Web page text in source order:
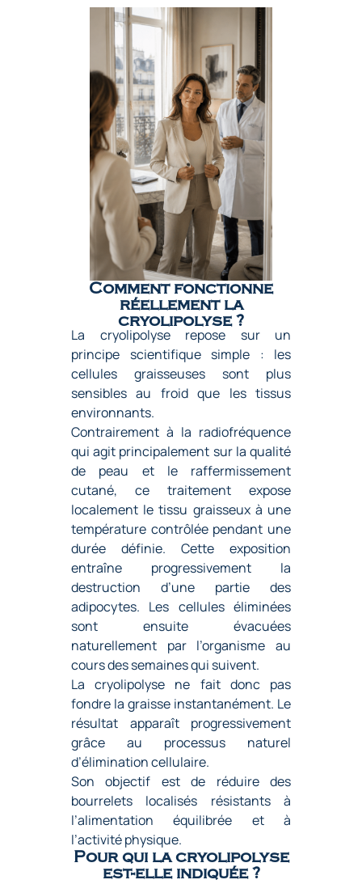
Comment fonctionne
réellement la
cryolipolyse ?
La cryolipolyse repose sur un
principe scientifique simple : les
cellules graisseuses sont plus
sensibles au froid que les tissus
environnants.
Contrairement à la radiofréquence
qui agit principalement sur la qualité
de peau et le raffermissement
cutané, ce traitement expose
localement le tissu graisseux à une
température contrôlée pendant une
durée définie. Cette exposition
entraîne progressivement la
destruction d’une partie des
adipocytes. Les cellules éliminées
sont ensuite évacuées
naturellement par l’organisme au
cours des semaines qui suivent.
La cryolipolyse ne fait donc pas
fondre la graisse instantanément. Le
résultat apparaît progressivement
grâce au processus naturel
d’élimination cellulaire.
Son objectif est de réduire des
bourrelets localisés résistants à
l’alimentation équilibrée et à
l’activité physique.
Pour qui la cryolipolyse
est-elle indiquée ?